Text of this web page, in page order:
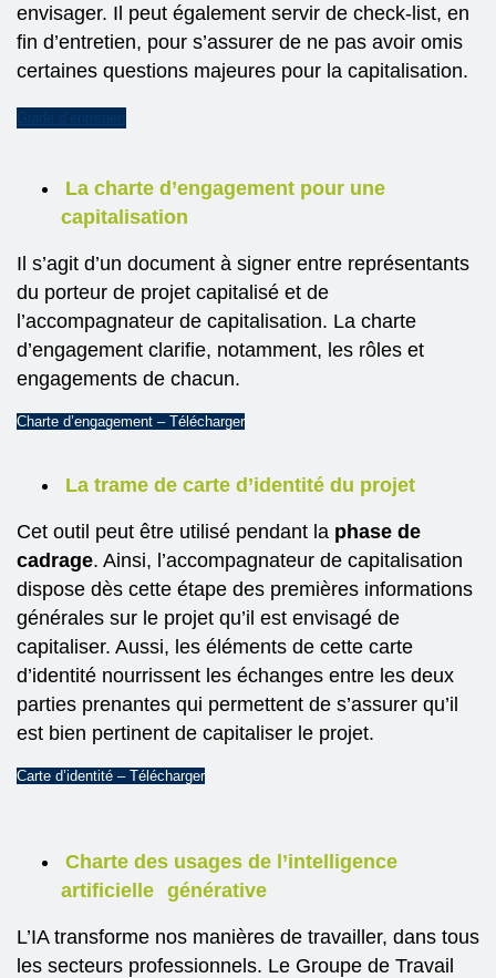
envisager. Il peut également servir de check-list, en
fin d’entretien, pour s’assurer de ne pas avoir omis
certaines questions majeures pour la capitalisation.
Guide d’entretien
La charte d’engagement pour une
capitalisation
Il s’agit d’un document à signer entre représentants
du porteur de projet capitalisé et de
l’accompagnateur de capitalisation. La charte
d’engagement clarifie, notamment, les rôles et
engagements de chacun.
Charte d’engagement – Télécharger
La trame de carte d’identité du projet
Cet outil peut être utilisé pendant la phase de
cadrage. Ainsi, l’accompagnateur de capitalisation
dispose dès cette étape des premières informations
générales sur le projet qu’il est envisagé de
capitaliser. Aussi, les éléments de cette carte
d’identité nourrissent les échanges entre les deux
parties prenantes qui permettent de s’assurer qu’il
est bien pertinent de capitaliser le projet.
Carte d’identité – Télécharger
Charte des usages de l’intelligence
artificielle
générative
L’IA transforme nos manières de travailler, dans tous
les secteurs professionnels. Le Groupe de Travail